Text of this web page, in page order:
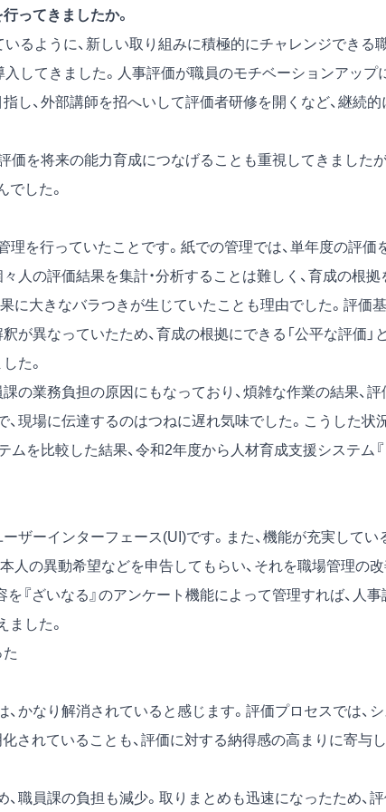
ってきましたか。
るように、新しい取り組みに積極的にチャレンジできる
してきました。人事評価が職員のモチベーションアップ
し、外部講師を招へいして評価者研修を開くなど、継続的
価を将来の能力育成につなげることも重視してきましたが
した。
を行っていたことです。紙での管理では、単年度の評価
人の評価結果を集計・分析することは難しく、育成の根拠
に大きなバラつきが生じていたことも理由でした。評価基
が異なっていたため、育成の根拠にできる「公平な評価」と
た。
業務負担の原因にもなっており、煩雑な作業の結果、評
現場に伝達するのはつねに遅れ気味でした。こうした状
ムを比較した結果、令和2年度から人材育成支援システム
ザーインターフェース(UI)です。また、機能が充実してい
人の異動希望などを申告してもらい、それを職場管理の
『ざいなる』のアンケート機能によって管理すれば、人事
した。
かなり解消されていると感じます。評価プロセスでは、シ
されていることも、評価に対する納得感の高まりに寄与し
員課の負担も減少。取りまとめも迅速になったため、評